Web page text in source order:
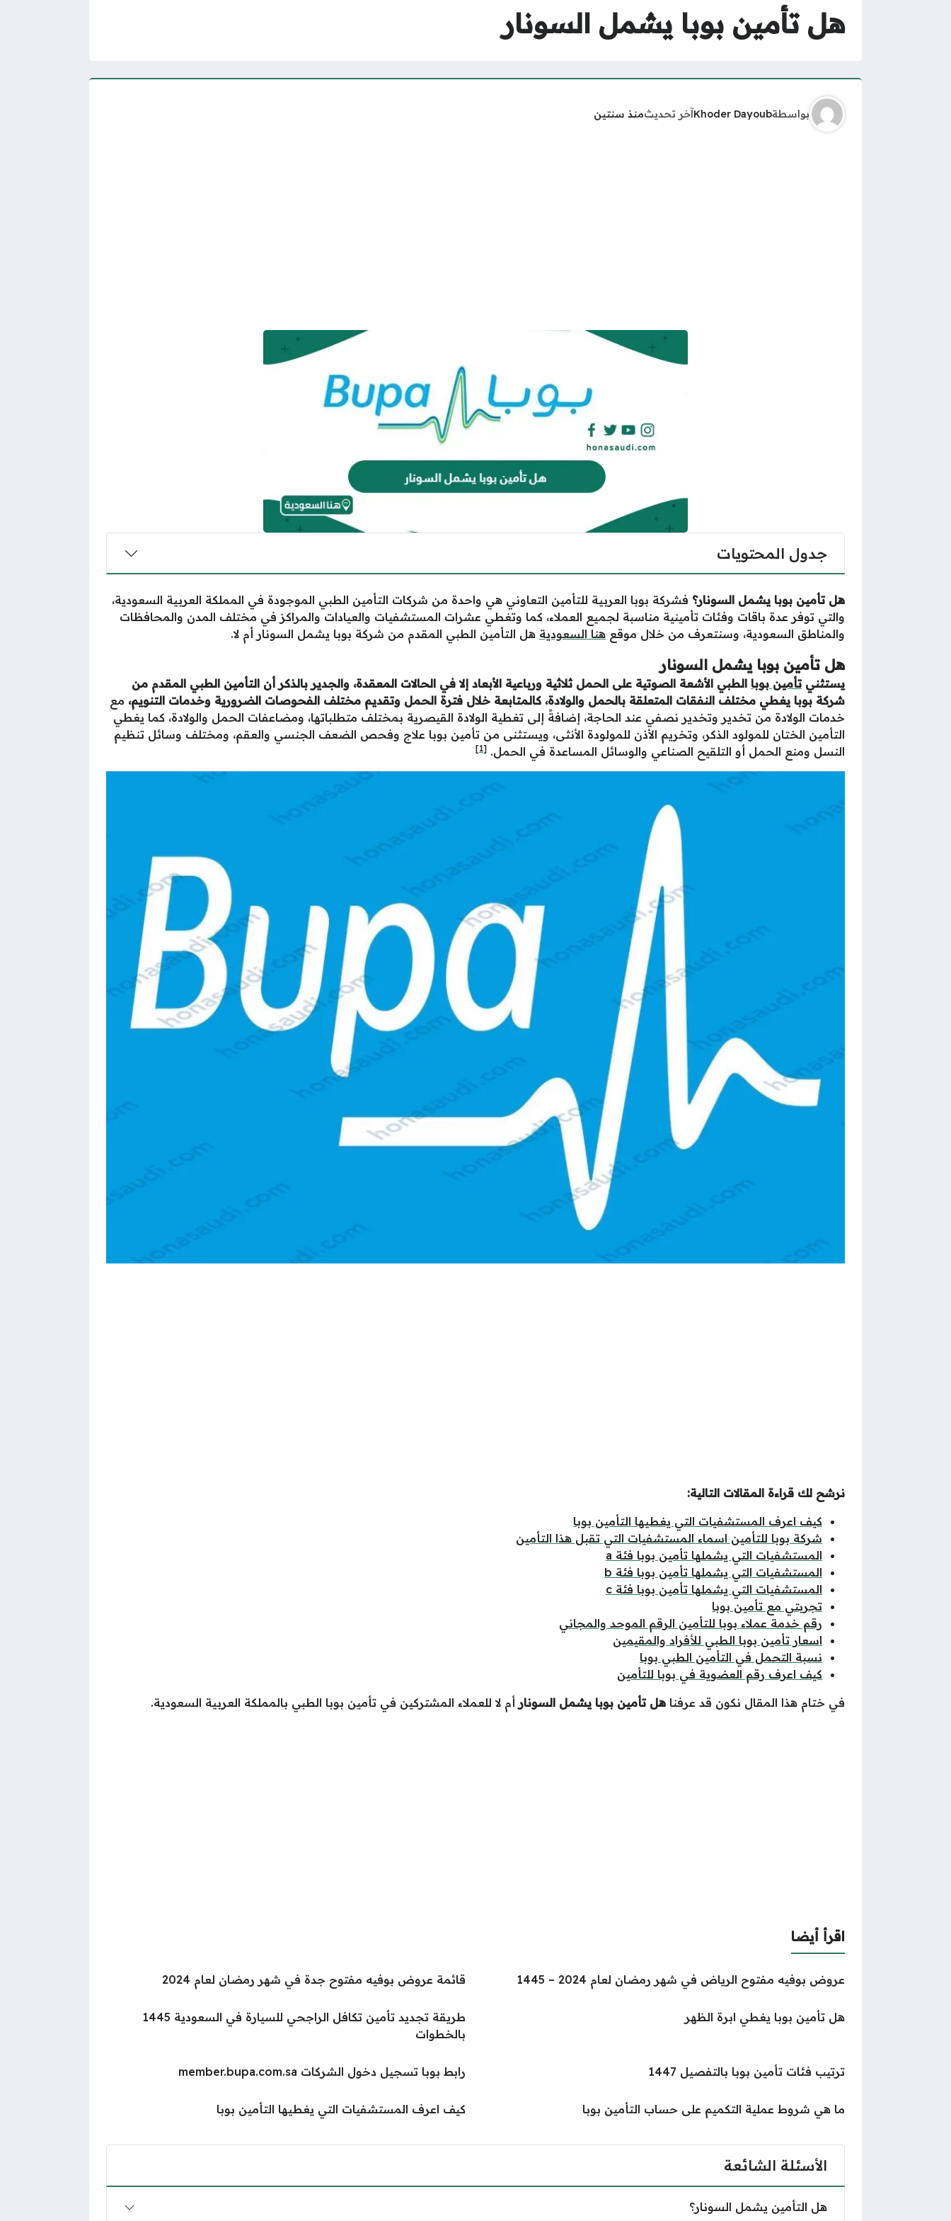
هل تأمين بوبا يشمل السونار
بواسطةKhoder Dayoubآخر تحديثمنذ سنتين
جدول المحتويات
هل تأمين بوبا يشمل السونار؟ فشركة بوبا العربية للتأمين التعاوني هي واحدة من شركات التأمين الطبي الموجودة في المملكة العربية السعودية،
والتي توفر عدة باقات وفئات تأمينية مناسبة لجميع العملاء، كما وتغطي عشرات المستشفيات والعيادات والمراكز في مختلف المدن والمحافظات
والمناطق السعودية، وسنتعرف من خلال موقع هنا السعودية هل التأمين الطبي المقدم من شركة بوبا يشمل السونار أم لا.
هل تأمين بوبا يشمل السونار
يستثنيتأمين بوبا الطبي الأشعة الصوتية على الحمل ثلاثية ورباعية الأبعاد إلا في الحالات المعقدة، والجدير بالذكر أن التأمين الطبي المقدم من
شركة بوبا يغطي مختلف النفقات المتعلقة بالحمل والولادة، كالمتابعة خلال فترة الحمل وتقديم مختلف الفحوصات الضرورية وخدمات التنويم، مع
خدمات الولادة من تخدير وتخدير نصفي عند الحاجة، إضافةً إلى تغطية الولادة القيصرية بمختلف متطلباتها، ومضاعفات الحمل والولادة، كما يغطي
التأمين الختان للمولود الذكر، وتخريم الأذن للمولودة الأنثى، ويستثنى من تأمين بوبا علاج وفحص الضعف الجنسي والعقم، ومختلف وسائل تنظيم
النسل ومنع الحمل أو التلقيح الصناعي والوسائل المساعدة في الحمل. [1]
نرشح لك قراءة المقالات التالية:
كيف اعرف المستشفيات التي يغطيها التأمين بوبا
شركة بوبا للتأمين اسماء المستشفيات التي تقبل هذا التأمين
المستشفيات التي يشملها تأمين بوبا فئة a
المستشفيات التي يشملها تأمين بوبا فئة b
المستشفيات التي يشملها تأمين بوبا فئة c
تجربتي مع تأمين بوبا
رقم خدمة عملاء بوبا للتأمين الرقم الموحد والمجاني
اسعار تأمين بوبا الطبي للأفراد والمقيمين
نسبة التحمل في التأمين الطبي بوبا
كيف اعرف رقم العضوية في بوبا للتأمين
في ختام هذا المقال نكون قد عرفنا هل تأمين بوبا يشمل السونار أم لا للعملاء المشتركين في تأمين بوبا الطبي بالمملكة العربية السعودية.
اقرأ أيضا
عروض بوفيه مفتوح الرياض في شهر رمضان لعام 2024 – 1445 قائمة عروض بوفيه مفتوح جدة في شهر رمضان لعام 2024
هل تأمين بوبا يغطي ابرة الظهر
طريقة تجديد تأمين تكافل الراجحي للسيارة في السعودية 1445
بالخطوات
ترتيب فئات تأمين بوبا بالتفصيل 1447 رابط بوبا تسجيل دخول الشركات member.bupa.com.sa
ما هي شروط عملية التكميم على حساب التأمين بوبا كيف اعرف المستشفيات التي يغطيها التأمين بوبا
الأسئلة الشائعة
هل التأمين يشمل السونار؟